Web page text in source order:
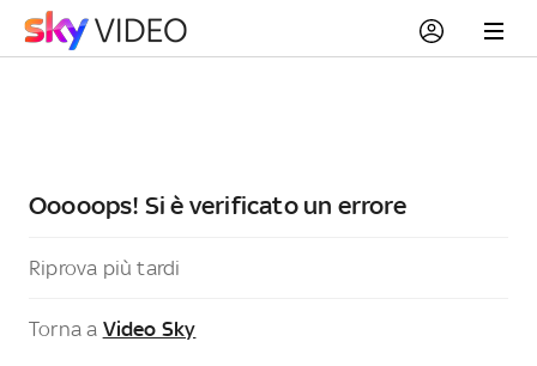
Ooooops! Si è verificato un errore
Riprova più tardi
Torna a Video Sky